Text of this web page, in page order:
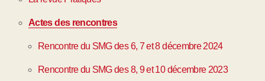
Actes des rencontres
Rencontre du SMG des 6, 7 et 8 décembre 2024
Rencontre du SMG des 8, 9 et 10 décembre 2023